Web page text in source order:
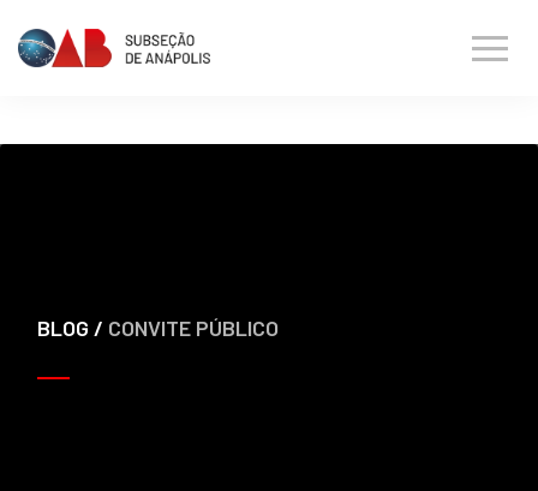
BLOG / CONVITE PÚBLICO